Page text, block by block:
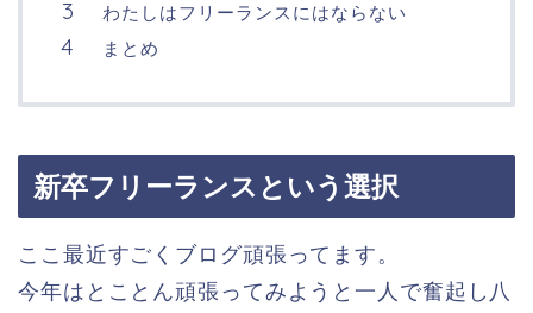
わたしはフリーランスにはならない
まとめ
新卒フリーランスという選択
ここ最近すごくブログ頑張ってます。
今年はとことん頑張ってみようと一人で奮起し八